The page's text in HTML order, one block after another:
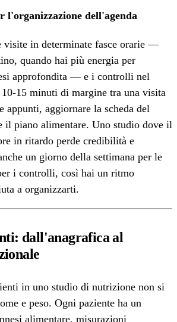
l'organizzazione dell'agenda
visite in determinate fasce orarie —
quando hai più energia per
approfondita — e i controlli nel
15 minuti di margine tra una visita
appunti, aggiornare la scheda del
il piano alimentare. Uno studio dove il
in ritardo perde credibilità e
un giorno della settimana per le
i controlli, così hai un ritmo
a organizzarti.
dall'anagrafica al
in uno studio di nutrizione non si
e peso. Ogni paziente ha un
alimentare, misurazioni